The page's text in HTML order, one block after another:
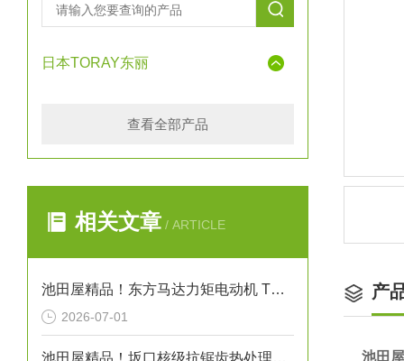
日本TORAY东丽
查看全部产品
相关文章 / ARTICLE
池田屋精品！东方马达力矩电动机 TM系列（3W型）参数介绍
2026-07-01
池田屋精品！坂口核级抗锯齿热处理微型设备（微型激光氢退火系统）技术参数
产
池田